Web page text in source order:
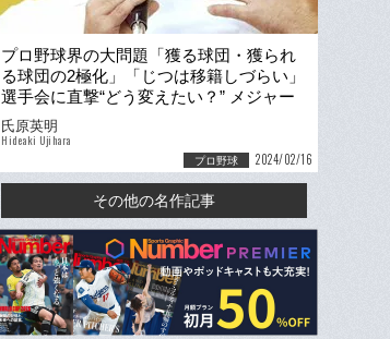
プロ野球界の大問題「獲る球団・獲られ
る球団の2極化」「じつは移籍しづらい」
選手会に直撃“どう変えたい？” メジャー
流FAには「反対」
氏原英明
Hideaki Ujihara
プロ野球 2024/02/16
その他の名作記事